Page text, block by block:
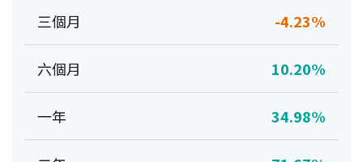
三個月 -4.23%
六個月 10.20%
一年 34.98%